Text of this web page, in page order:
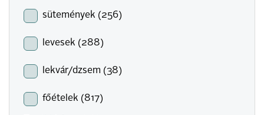
sütemények (256)
levesek (288)
lekvár/dzsem (38)
főételek (817)